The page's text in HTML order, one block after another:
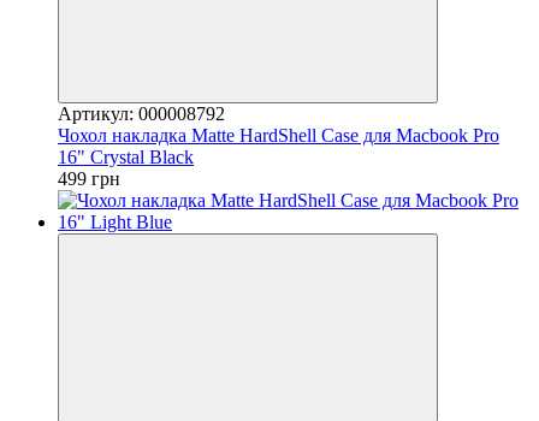
Артикул: 000008792
Чохол накладка Matte HardShell Case для Macbook Pro
16" Crystal Black
499 грн